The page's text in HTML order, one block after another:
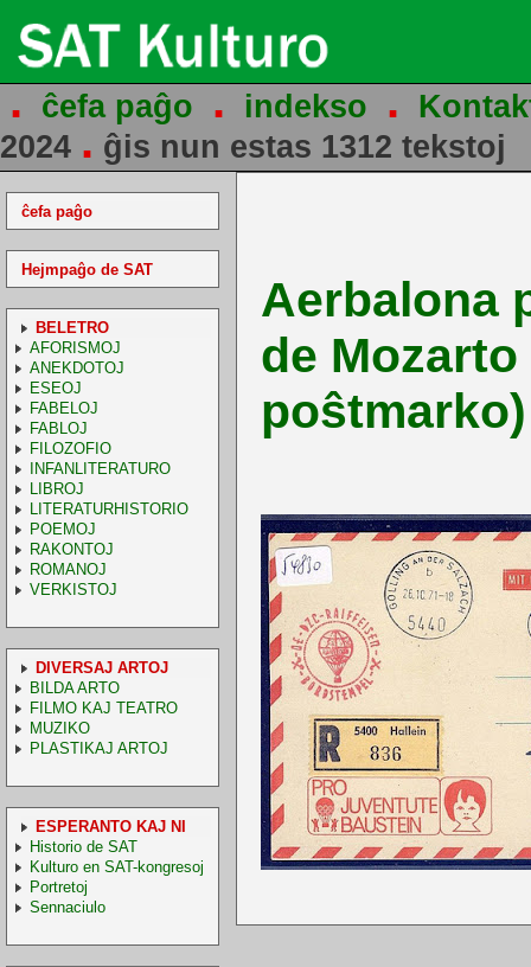
. ĉefa paĝo . indekso .
2024 . ĝis nun estas 1312 tekstoj
ĉefa paĝo
Hejmpaĝo de SAT
BELETRO
AFORISMOJ
ANEKDOTOJ
ESEOJ
FABELOJ
FABLOJ
FILOZOFIO
INFANLITERATURO
LIBROJ
LITERATURHISTORIO
POEMOJ
RAKONTOJ
ROMANOJ
VERKISTOJ
DIVERSAJ ARTOJ
BILDA ARTO
FILMO KAJ TEATRO
MUZIKO
PLASTIKAJ ARTOJ
ESPERANTO KAJ NI
Historio de SAT
Kulturo en SAT-kongresoj
Portretoj
Sennaciulo
Aerbalona
de
poŝtmarko)